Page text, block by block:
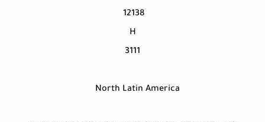
12138
H
3111
North Latin America